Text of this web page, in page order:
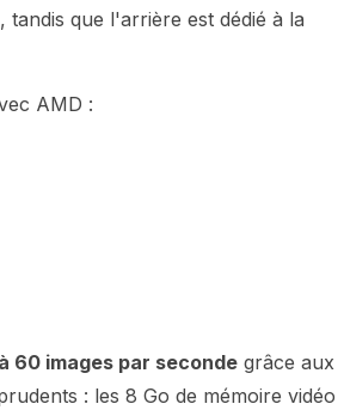
que l'arrière est dédié à la
AMD :
60 images par seconde grâce aux
: les 8 Go de mémoire vidéo